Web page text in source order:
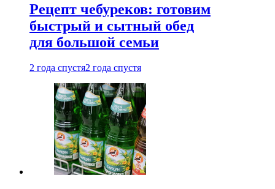
Рецепт чебуреков: готовим
быстрый и сытный обед
для большой семьи
2 года спустя2 года спустя